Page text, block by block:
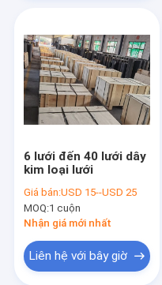
6 lưới đến 40 lưới dây
kim loại lưới
Giá bán:USD 15--USD 25
MOQ:1 cuộn
Nhận giá mới nhất
Liên hệ với bây giờ